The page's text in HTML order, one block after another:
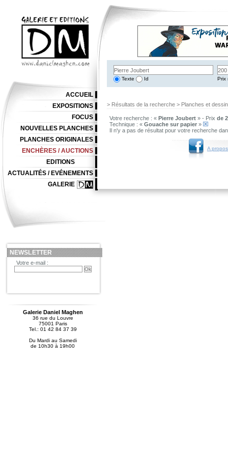
Texte Id Prix
> Résultats de la recherche > Planches et
Votre recherche : « Pierre Joubert » - Prix de
Technique : « Gouache sur papier »
Il n'y a pas de résultat pour votre recherche
A
ACCUEIL
EXPOSITIONS
FOCUS
NOUVELLES PLANCHES
PLANCHES ORIGINALES
ENCHÈRES / AUCTIONS
EDITIONS
ACTUALITÉS / EVÉNEMENTS
GALERIE
NEWSLETTER
Votre e-mail :
Galerie Daniel Maghen
36 rue du Louvre
75001 Paris
Tel.: 01 42 84 37 39
Du Mardi au Samedi
de 10h30 à 19h00